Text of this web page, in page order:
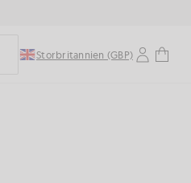
sökning
Storbritannien (GBP)